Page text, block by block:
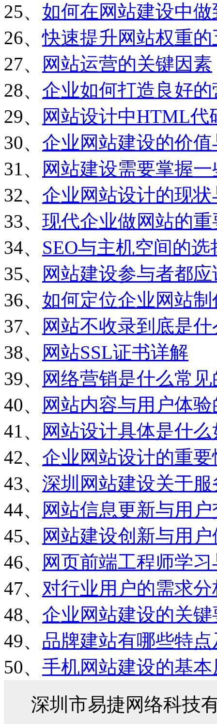
25、 如何在网站建设中
26、快速提升网站权重
27、
网站运营的关键因素
28、 企业如何打造良好
29、
网站设计中HTML代
30、 企业网站建设的价
31、
网站建设需要掌握
32、 企业网站设计的现
33、 现代企业做网站的重
34、 SEO与主机空间的选
35、
网站建设参与者都
36、 如何定位企业网站
37、
网站不收录到底是
38、
网站SSL证书详解
39、
网络营销是什么常
40、
网站内容与用户体
41、
网站设计具体是什
42、 企业网站设计的重要
43、 深圳网站建设关于
44、
网站信息更新与用
45、
网站建设创新与用
46、
网页前端工程师学
47、 对行业用户的需求
48、 企业网站建设的关
49、 品牌建站有哪些特
50、 手机网站建设的基本
深圳市易捷网络科